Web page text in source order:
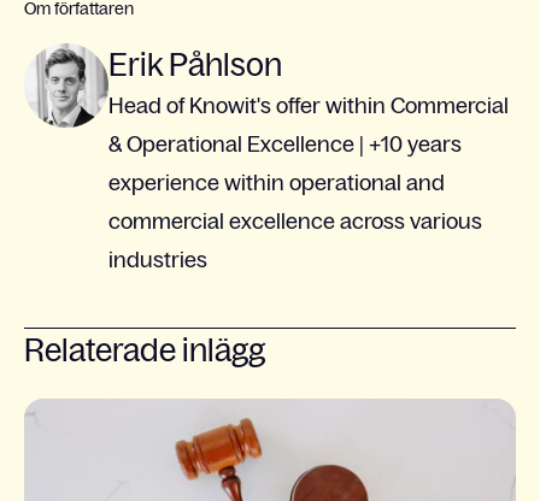
Om författaren
Erik Påhlson
Head of Knowit's offer within Commercial
& Operational Excellence | +10 years
experience within operational and
commercial excellence across various
industries
Relaterade inlägg